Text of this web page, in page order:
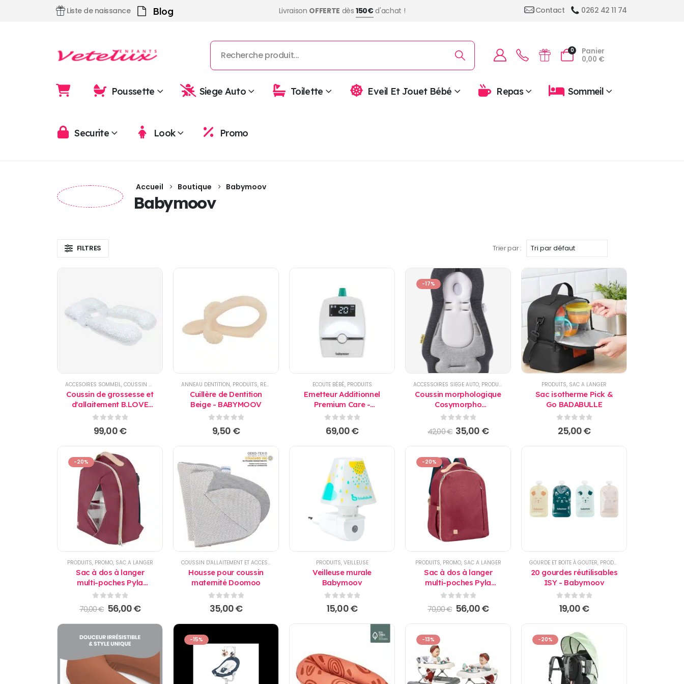
Liste de naissance Blog Livraison OFFERTE dès150€d'achat ! Contact 0262 42 11 74
0
Panier
0,00 €
Poussette Siege Auto Toilette Eveil Et Jouet Bébé Repas Sommeil
Securite Look Promo
Accueil Boutique Babymoov
Babymoov
FILTRES Trier par :
ACCESOIRES SOMMEIL, COUSSIN D'ALLAITEMENT ET ACCESSOIRES , PRODUITS, REPAS
Coussin de grossesse et
d'allaitement B.LOVE
XXL Oeko-Tex vert -
Doomoo
0sur 5
99,00€
ANNEAU DENTITION, PRODUITS, REPAS
Cuillère de Dentition
Beige - BABYMOOV
sur 5
9,50 €
ECOUTE BÉBÉ, PRODUITS
Emetteur Additionnel
Premium Care -
BABYMOOV
0sur 5
69,00€
-17%
ACCESSOIRES SIEGE AUTO, PRODUITS TRANSAT BEBE
Coussin morphologique
Cosymorpho
BABYMOOV
sur 5
42,00€ Le
prix
initial
était :
42,00 €.
35,00 €Le
actuel
PRODUITS, SAC A LANGER
Sac isotherme Pick &
Go BADABULLE
0sur 5
25,00€
-20%
PRODUITS, PROMO, SAC A LANGER
Sac à dos à langer
multi-poches Pyla
bordeaux Babymoov
sur 5
70,00€ Le
prix
initial
était :
70,00 €.
56,00€Le
actuel
est :
COUSSIN D'ALLAITEMENT ET ACCESSOIRES
Housse pour coussin
maternité Doomoo
0sur 5
35,00€
PRODUITS, VEILLEUSE
Veilleuse murale
Babymoov
0sur 5
15,00€
-20%
PRODUITS, PROMO, SAC A LANGER
Sac à dos à langer
multi-poches Pyla
bordeaux Babymoov
sur 5
70,00€ Le
prix
initial
56,00€Le
actuel
GOURDE ET BOITE À GOUTER, PRODUITS
20 gourdes réutilisables
ISY - Babymoov
0sur 5
19,00€
-15% -13% -20%